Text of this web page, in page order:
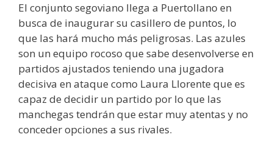
El conjunto segoviano llega a Puertollano en
busca de inaugurar su casillero de puntos, lo
que las hará mucho más peligrosas. Las azules
son un equipo rocoso que sabe desenvolverse en
partidos ajustados teniendo una jugadora
decisiva en ataque como Laura Llorente que es
capaz de decidir un partido por lo que las
manchegas tendrán que estar muy atentas y no
conceder opciones a sus rivales.